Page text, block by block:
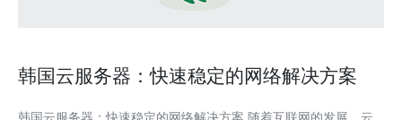
韩国云服务器：快速稳定的网络解决方案